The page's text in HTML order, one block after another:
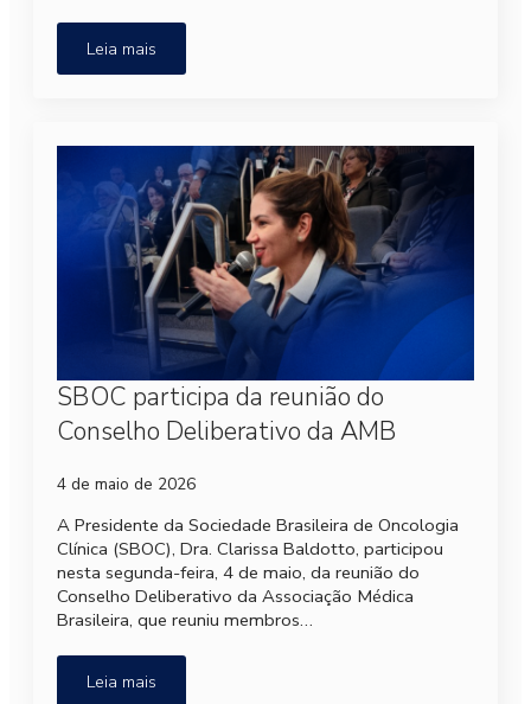
Leia mais
SBOC participa da reunião do
Conselho Deliberativo da AMB
4 de maio de 2026
A Presidente da Sociedade Brasileira de Oncologia
Clínica (SBOC), Dra. Clarissa Baldotto, participou
nesta segunda-feira, 4 de maio, da reunião do
Conselho Deliberativo da Associação Médica
Brasileira, que reuniu membros…
Leia mais